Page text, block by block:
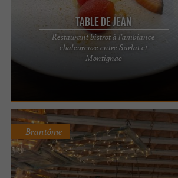
Table De Jean
Restaurant bistrot à l'ambiance
chaleureuse entre Sarlat et
Montignac
La Table de Jean, restaurant à Coly près de Sarlat
dans le Périgord Noir À quelques minutes de
Sarlat le ...
Brantôme